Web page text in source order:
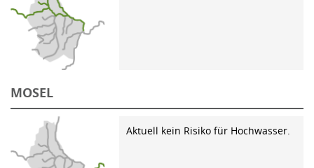
MOSEL
Aktuell kein Risiko für Hochwasser.